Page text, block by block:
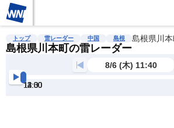
雨雲レーダー 台風情報 地震情報 警報・
トップ 雷レーダー 中国 島根 島根県川
島根県川本町の雷レーダー
8/6 (木) 11:40
12:00
12:30
13:00
13:30
14:00
14:30